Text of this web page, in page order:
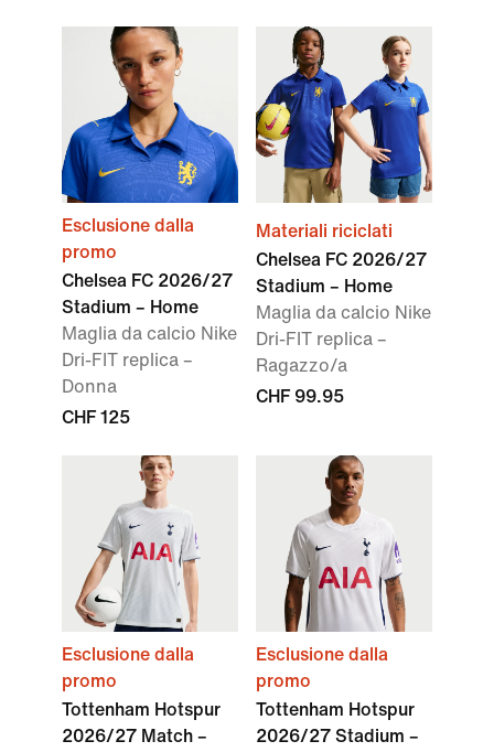
Esclusione dalla
promo
Chelsea FC 2026/27
Stadium – Home
Maglia da calcio Nike
Dri-FIT replica –
Donna
CHF 125
Materiali riciclati
Chelsea FC 2026/27
Stadium – Home
Maglia da calcio Nike
Dri-FIT replica –
Ragazzo/a
CHF 99.95
Esclusione dalla
promo
Tottenham Hotspur
2026/27 Match –
Esclusione dalla
promo
Tottenham Hotspur
2026/27 Stadium –